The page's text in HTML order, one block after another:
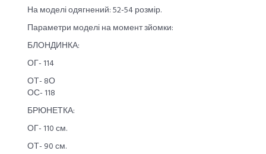
На моделі одягнений: 52-54 розмір.
Параметри моделі на момент зйомки:
БЛОНДИНКА:
ОГ- 114
ОТ- 8О
ОС- 118
БРЮНЕТКА:
ОГ- 110 см.
ОТ- 90 см.